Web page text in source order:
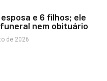
e 6 filhos; ele
nem obituário
de 2026